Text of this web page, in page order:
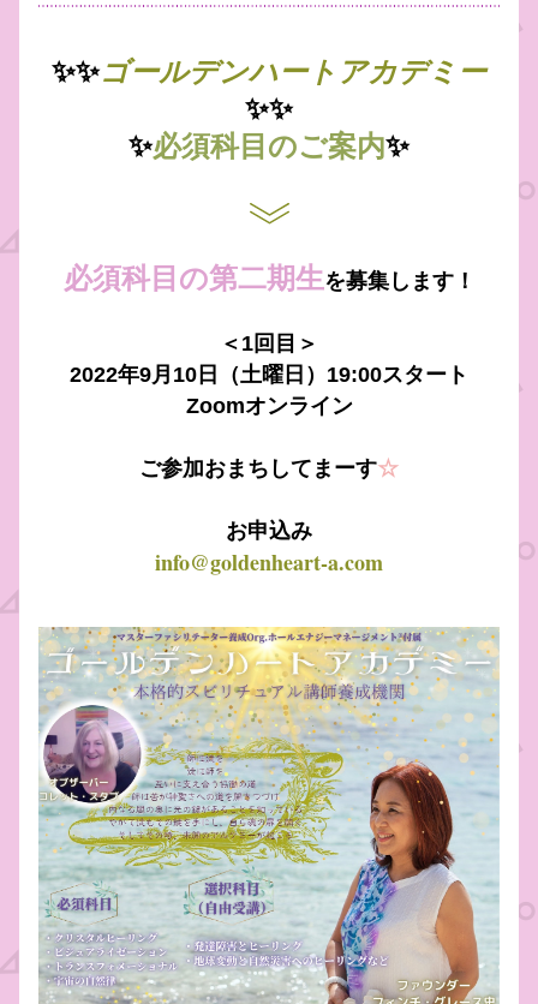
✨✨ゴールデンハートアカデミー
✨✨
✨必須科目のご案内✨
必須科目の第二期生を募集します！
＜1回目＞
2022年9月10日（土曜日）19:00スタート
Zoomオンライン
ご参加おまちしてまーす☆
お申込み
info@goldenheart-a.com